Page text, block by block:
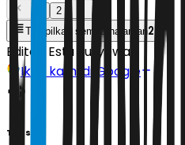
2
Tampilkan semua halaman2
Editor: Estu Suryowati
Ikuti kami di Google
Tags